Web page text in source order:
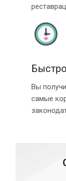
Вы
самые